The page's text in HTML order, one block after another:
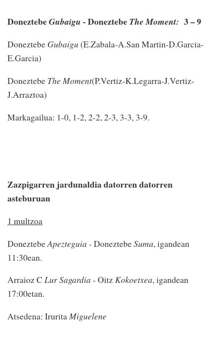
DoneztebeGubaigu - Doneztebe The Moment: 3 – 9
Doneztebe Gubaigu (E.Zabala-A.San Martin-D.Garcia-
E.Garcia)
Doneztebe The Moment(P.Vertiz-K.Legarra-J.Vertiz-
J.Arraztoa)
Markagailua: 1-0, 1-2, 2-2, 2-3, 3-3, 3-9.
Zazpigarren jardunaldia datorren datorren
asteburuan
1 multzoa
DoneztebeApezteguia - DoneztebeSuma, igandean
11:30ean.
Arraioz C Lur Sagardia - OitzKokoetxea, igandean
17:00etan.
Atsedena: Irurita Miguelene